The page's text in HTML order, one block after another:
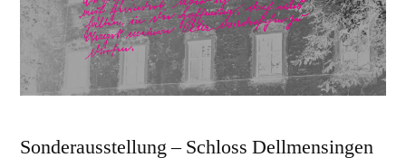
Sonderausstellung – Schloss Dellmensingen